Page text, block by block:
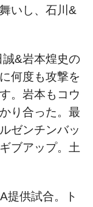
いし、石川&
&岩本煌史の
何度も攻撃を
。岩本もコウ
り合った。最
ゼンチンバッ
ブアップ。土
提供試合。ト